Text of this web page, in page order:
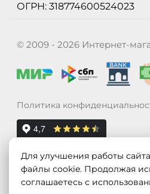
ОГРН: 318774600524023
© 2009 - 2026 Интернет-
Политика
Для улучшения работы
файлы cookie. Продолжая
соглашаетесь с